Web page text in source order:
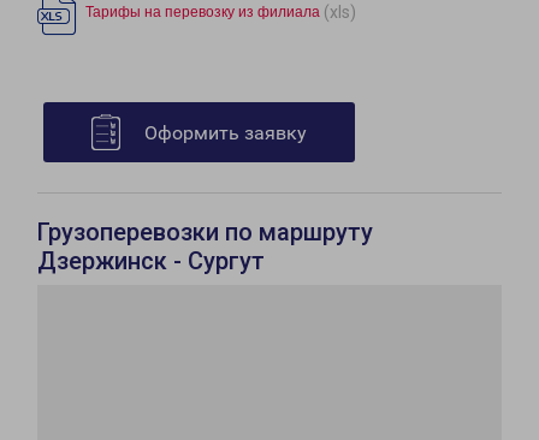
Тарифы на перевозку из филиала (xls)
Оформить заявку
Грузоперевозки по маршруту
Дзержинск - Сургут